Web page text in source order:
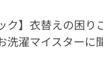
ク】衣替えの困
洗濯マイスターに